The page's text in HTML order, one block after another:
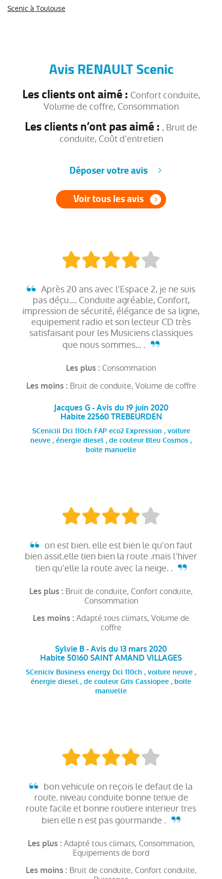
Scenic à Toulouse
Avis RENAULT Scenic
Les clients ont aimé : Confort conduite,
Volume de coffre, Consommation
Les clients n’ont pas aimé : , Bruit de
conduite, Coût d'entretien
Déposer votre avis
Voir tous les avis
Après 20 ans avec l'Espace 2, je ne suis
pas déçu.... Conduite agréable, Confort,
impression de sécurité, élégance de sa ligne,
equipement radio et son lecteur CD très
satisfaisant pour les Musiciens classiques
que nous sommes... .
Les plus : Consommation
Les moins : Bruit de conduite, Volume de coffre
Jacques G - Avis du 19 juin 2020
Habite 22560 TREBEURDEN
SCeniciii Dci 110ch FAP eco2 Expression , voiture
neuve , énergie diesel , de couleur Bleu Cosmos ,
boite manuelle
on est bien. elle est bien le qu'on faut
bien assit.elle tien bien la route .mais l'hiver
tien qu'elle la route avec la neige. .
Les plus : Bruit de conduite, Confort conduite,
Consommation
Les moins : Adapté tous climats, Volume de
coffre
Sylvie B - Avis du 13 mars 2020
Habite 50160 SAINT AMAND VILLAGES
SCeniciv Business energy Dci 110ch , voiture neuve ,
énergie diesel , de couleur Gris Cassiopee , boite
manuelle
bon vehicule on reçois le defaut de la
route. niveau conduite bonne tenue de
route facile et bonne routiere interieur tres
bien elle n est pas gourmande .
Les plus : Adapté tous climats, Consommation,
Equipements de bord
Les moins : Bruit de conduite, Confort conduite,